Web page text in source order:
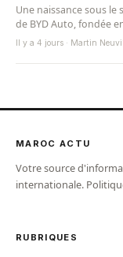
Une naissance sous le
de BYD Auto, fondée
Il y a 4 jours · Martin
MAROC ACTU
Votre source
internationale.
RUBRIQUES